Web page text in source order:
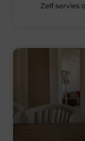
Zelf servies